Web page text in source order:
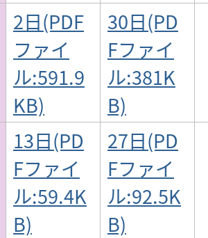
2日(PDF
ファイ
ル:591.9
KB)
30日(PD
Fファイ
ル:381K
B)
13日(PD
Fファイ
ル:59.4K
B)
27日(PD
Fファイ
ル:92.5K
B)